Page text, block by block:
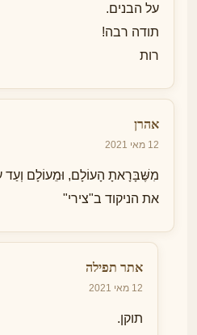
על הבנים.
תודה רבה!
רות
אהרן
12 מאי 2021
מִשֶּׁבָּרָאתָ הָעוֹלָם, וּמֵעוֹלָם וְעַד
את הניקוד ב"צירי"
אתר תפילה
12 מאי 2021
תוקן.